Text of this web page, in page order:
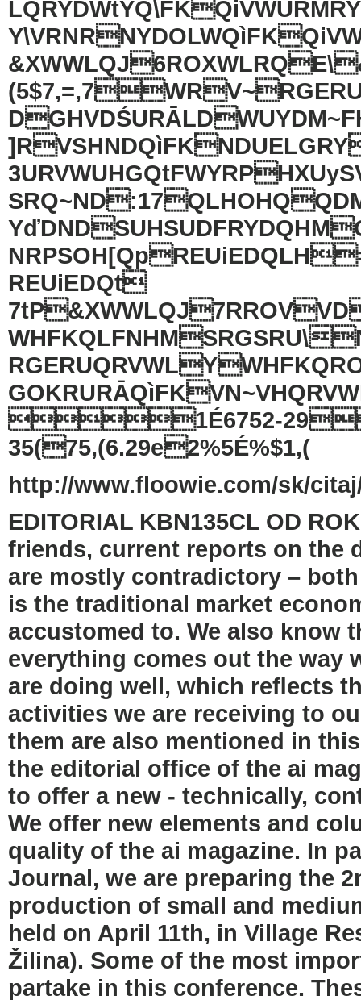
REUiEDQt
1É6752-
35(75,(6.29e2%5É%$1,(
http://www.floowie.com/sk/
EDITORIAL KBN135CL OD
friends, current reports on the
are mostly contradictory –
is the traditional market
accustomed to. We also know
everything comes out the way
are doing well, which reﬂects
activities we are receiving to
them are also mentioned in
the editorial ofﬁce of the ai
to offer a new - technically,
We offer new elements and
quality of the ai magazine. In
Journal, we are preparing the
production of small and
held on April 11th, in Village
Žilina). Some of the most
partake in this conference.